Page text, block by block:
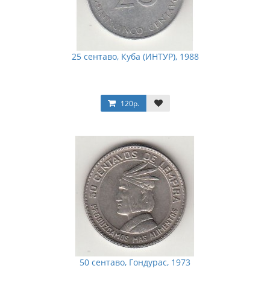
25 сентаво, Куба (ИНТУР), 1988
120р.
50 сентаво, Гондурас, 1973